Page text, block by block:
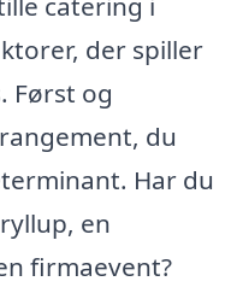
der spiller
Først og
du
Har du
en
firmaevent?